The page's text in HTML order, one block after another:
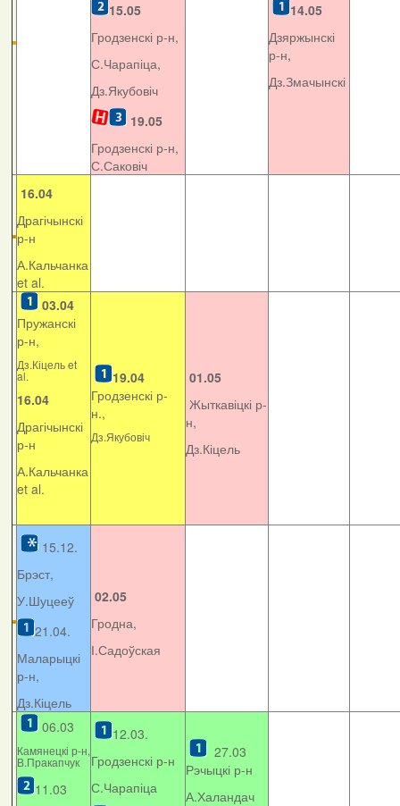
15.05
Гродзенскі р-н,
С.Чарапіца,
Дз.Якубовіч
19.05
Гродзенскі р-н,
С.Саковіч
14.05
Дзяржынскі
р-н,
Дз.Змачынскі
16.04
Драгічынскі
р-н
А.Кальчанка
et al.
03.04
Пружанскі
р-н,
Дз.Кіцель et
al.
16.04
Драгічынскі
р-н
А.Кальчанка
et al.
19.04
Гродзенскі р-
н.,
Дз.Якубовіч
01.05
Жыткавіцкі р-
н,
Дз.Кіцель
15.12.
Брэст,
У.Шуцееў
21.04.
Маларыцкі
р-н,
Дз.Кіцель
02.05
Гродна,
І.Садоўская
06.03
Камянецкі р-н,
В.Пракапчук
11.03
12.03.
Гродзенскі р-н
С.Чарапіца
27.03
Рэчыцкі р-н
А.Халандач